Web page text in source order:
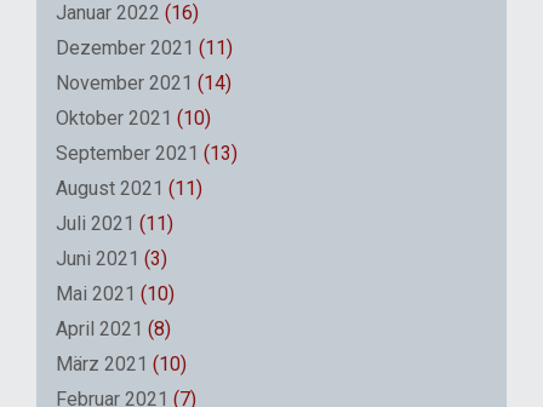
Januar 2022 (16)
Dezember 2021 (11)
November 2021 (14)
Oktober 2021 (10)
September 2021 (13)
August 2021 (11)
Juli 2021 (11)
Juni 2021 (3)
Mai 2021 (10)
April 2021 (8)
März 2021 (10)
Februar 2021 (7)